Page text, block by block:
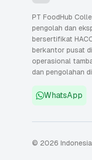
PT FoodHub
pengolah dan
bersertifikat
berkantor pusat
operasional
dan pengolahan
WhatsApp
© 2026